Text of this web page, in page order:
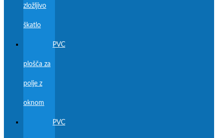
zložljivo
škatlo
PVC
plošča za
polje z
oknom
PVC